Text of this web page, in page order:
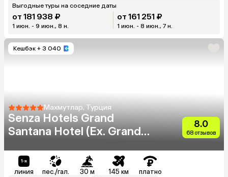
Выгодные туры на соседние даты
от 181 938 ₽
1 июн. - 9 июн., 8 н.
от 161 251 ₽
1 июн. - 8 июн., 7 н.
Кешбэк + 3 040
Махмутлар, Турция
Senza Hotels Grand
Santana Hotel (Ex. Grand
8.0
68 отзывов
линия пес./гал. 30 м 145 км платно